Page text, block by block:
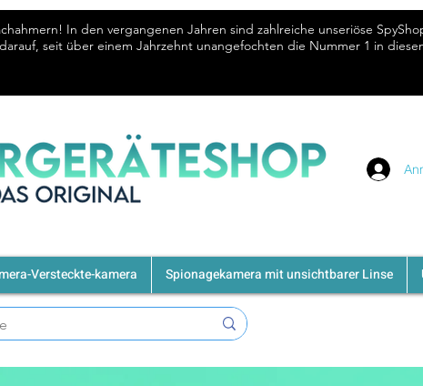
In den vergangenen Jahren sind zahlreiche unseriöse
seit über einem Jahrzehnt unangefochten die Nummer 1 in
Versteckte-kamera Spionagekamera mit unsichtbarer Linse